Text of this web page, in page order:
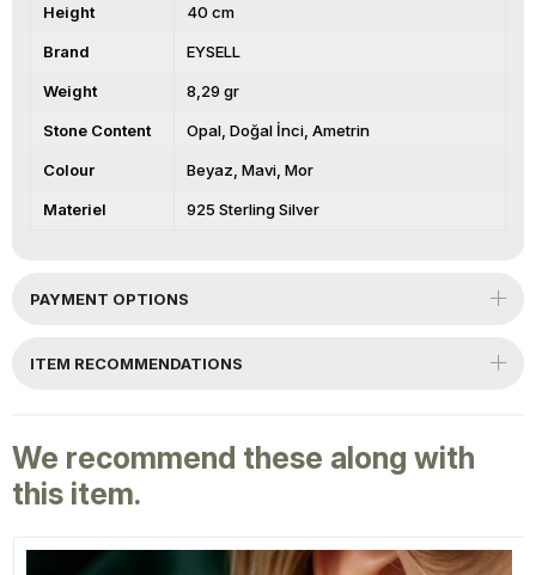
Height 40 cm
Brand EYSELL
Weight 8,29 gr
Stone Content Opal Doğal İnci Ametrin
Colour Beyaz Mavi Mor
Materiel 925 Sterling Silver
PAYMENT OPTIONS
ITEM RECOMMENDATIONS
We recommend these along with
this item.